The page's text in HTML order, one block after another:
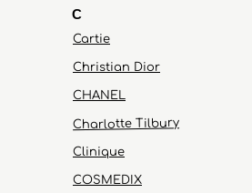
COSMEDIX
Christian Dior
Charlotte Tilbury
CHANEL
Cartie
Clinique
C